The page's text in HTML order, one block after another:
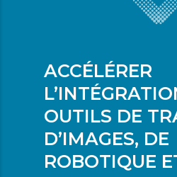
ACCÉLÉRER
OUTILS DE
D’IMAGES, DE
ROBOTIQUE